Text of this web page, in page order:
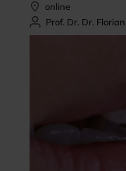
online
Prof. Dr. Dr.